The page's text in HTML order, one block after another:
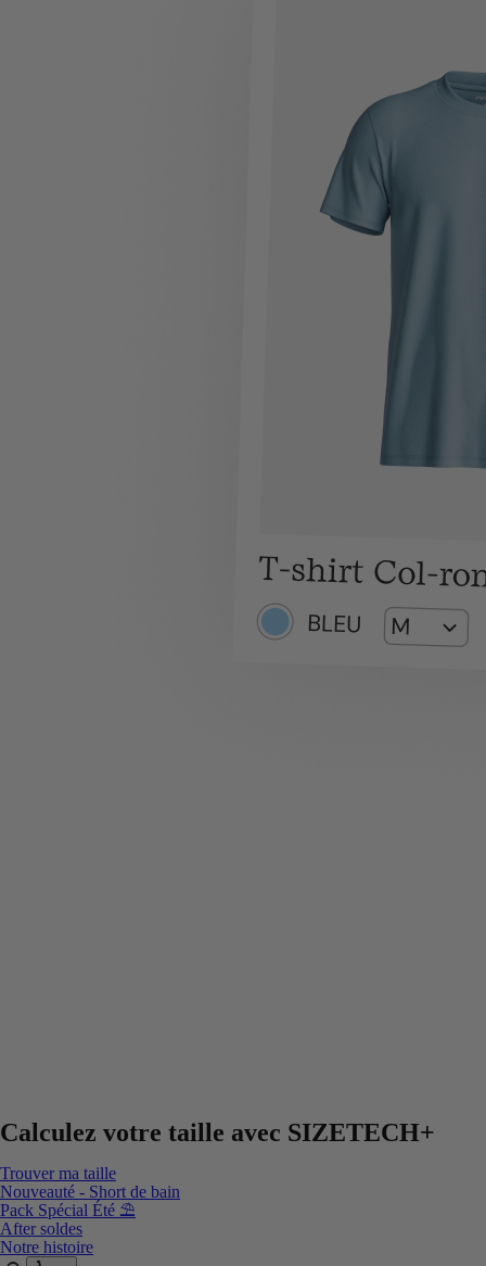
Calculez votre taille avec SIZETECH+
Trouver ma taille
Nouveauté - Short de bain
Pack Spécial Été ⛱️
After soldes
Notre histoire